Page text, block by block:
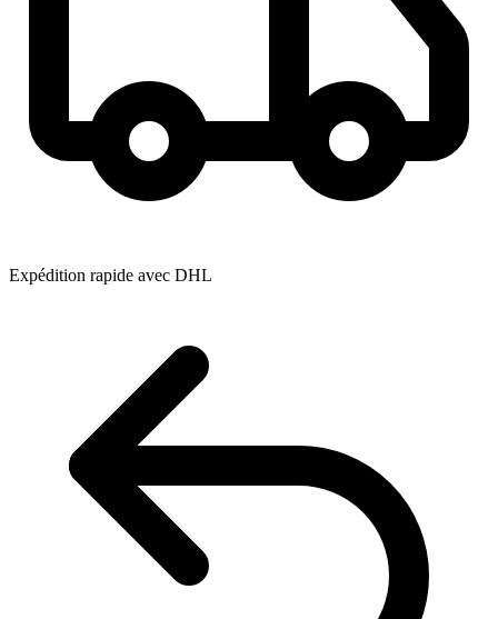
Expédition rapide avec DHL